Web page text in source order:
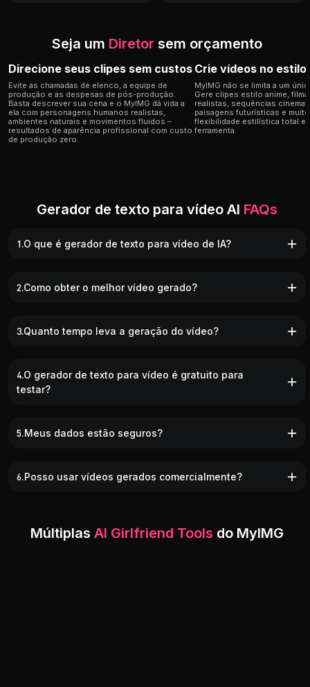
Seja um Diretor sem orçamento
Direcione seus clipes sem custos
Evite as chamadas de elenco, a equipe de
produção e as despesas de pós-produção.
Basta descrever sua cena e o MyIMG dá vida a
ela com personagens humanos realistas,
ambientes naturais e movimentos fluidos –
resultados de aparência profissional com custo
de produção zero.
Crie vídeos no
MyIMG não se limita a um
Gere clipes estilo anime,
realistas, sequências
paisagens futurísticas e
flexibilidade estilística total
ferramenta.
Gerador de texto para vídeo AI FAQs
1.O que é gerador de texto para vídeo de IA?
2.Como obter o melhor vídeo gerado?
3.Quanto tempo leva a geração do vídeo?
4.O gerador de texto para vídeo é gratuito para
testar?
5.Meus dados estão seguros?
6.Posso usar vídeos gerados comercialmente?
Múltiplas AI Girlfriend Tools do MyIMG